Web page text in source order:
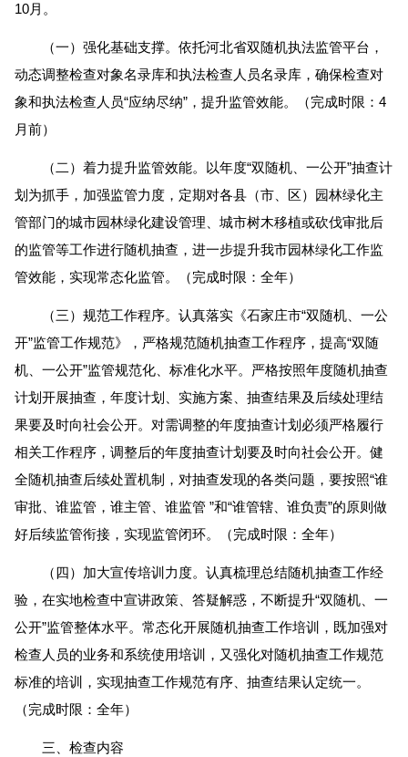
10月。
（一）强化基础支撑。依托河北省双随机执法监管平台，
动态调整检查对象名录库和执法检查人员名录库，确保检查对
象和执法检查人员“应纳尽纳”，提升监管效能。（完成时限：4
月前）
（二）着力提升监管效能。以年度“双随机、一公开”抽查计
划为抓手，加强监管力度，定期对各县（市、区）园林绿化主
管部门的城市园林绿化建设管理、城市树木移植或砍伐审批后
的监管等工作进行随机抽查，进一步提升我市园林绿化工作监
管效能，实现常态化监管。（完成时限：全年）
（三）规范工作程序。认真落实《石家庄市“双随机、一公
开”监管工作规范》，严格规范随机抽查工作程序，提高“双随
机、一公开”监管规范化、标准化水平。严格按照年度随机抽查
计划开展抽查，年度计划、实施方案、抽查结果及后续处理结
果要及时向社会公开。对需调整的年度抽查计划必须严格履行
相关工作程序，调整后的年度抽查计划要及时向社会公开。健
全随机抽查后续处置机制，对抽查发现的各类问题，要按照“谁
审批、谁监管，谁主管、谁监管 ”和“谁管辖、谁负责”的原则做
好后续监管衔接，实现监管闭环。（完成时限：全年）
（四）加大宣传培训力度。认真梳理总结随机抽查工作经
验，在实地检查中宣讲政策、答疑解惑，不断提升“双随机、一
公开”监管整体水平。常态化开展随机抽查工作培训，既加强对
检查人员的业务和系统使用培训，又强化对随机抽查工作规范
标准的培训，实现抽查工作规范有序、抽查结果认定统一。
（完成时限：全年）
三、检查内容